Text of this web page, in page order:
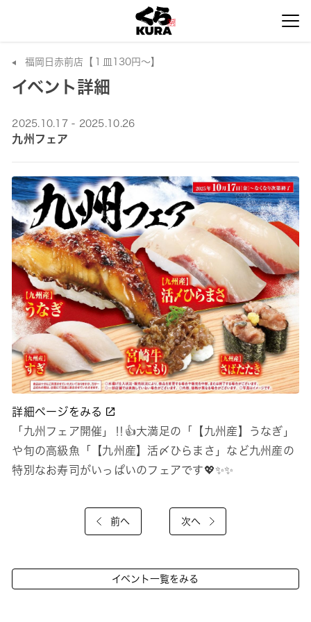
福岡日赤前店【１皿130円～】
イベント詳細
2025.10.17 - 2025.10.26
九州フェア
詳細ページをみる
「九州フェア開催」‼👍大満足の「【九州産】うなぎ」
や旬の高級魚「【九州産】活〆ひらまさ」など九州産の
特別なお寿司がいっぱいのフェアです💖✨✨
前へ 次へ
イベント一覧をみる